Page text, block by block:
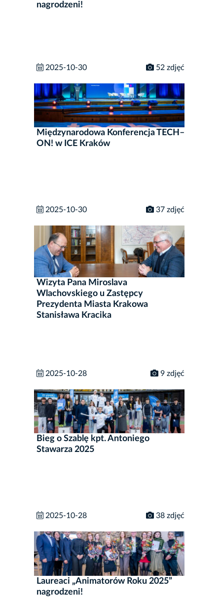
nagrodzeni!
2025-10-30 52 zdjęć
Międzynarodowa Konferencja TECH–
ON! w ICE Kraków
2025-10-30 37 zdjęć
Wizyta Pana Miroslava
Wlachovskiego u Zastępcy
Prezydenta Miasta Krakowa
Stanisława Kracika
2025-10-28 9 zdjęć
Bieg o Szablę kpt. Antoniego
Stawarza 2025
2025-10-28 38 zdjęć
Laureaci „Animatorów Roku 2025”
nagrodzeni!